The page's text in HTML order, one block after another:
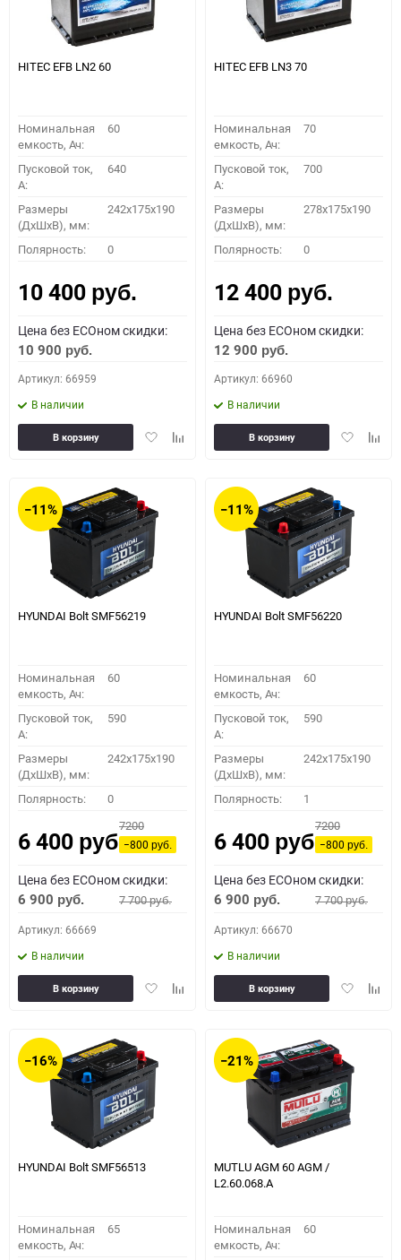
HITEC EFB LN2 60
Номинальная
емкость, Ач:
60
Пусковой ток,
A:
640
Размеры
(ДхШхВ), мм:
242x175x190
Полярность: 0
10 400 руб.
Цена без ECOном скидки:
10 900 руб.
Артикул: 66959
В наличии
ДобавитьДобавить
В корзину
HITEC EFB LN3 70
Номинальная
емкость, Ач:
70
Пусковой ток,
A:
700
Размеры
(ДхШхВ), мм:
278x175x190
Полярность: 0
12 400 руб.
Цена без ECOном скидки:
12 900 руб.
Артикул: 66960
В наличии
Добавить
В корзину
−11%
HYUNDAI Bolt SMF56219
Номинальная
емкость, Ач:
60
Пусковой ток,
A:
590
Размеры
(ДхШхВ), мм:
242x175x190
Полярность: 0
6 400 руб.
7200
−800руб.
Цена без ECOном скидки:
6 900 руб. 7 700руб.
Артикул: 66669
В наличии
ДобавитьДобавить
В корзину
−11%
HYUNDAI Bolt SMF56220
Номинальная
емкость, Ач:
60
Пусковой ток,
A:
590
Размеры
(ДхШхВ), мм:
242x175x190
Полярность: 1
6 400 руб.
7200
−800руб.
Цена без ECOном скидки:
6 900 руб. 7 700руб.
Артикул: 66670
В наличии
Добавить
В корзину
−16%
HYUNDAI Bolt SMF56513
Номинальная
емкость, Ач:
65
−21%
MUTLU AGM 60 AGM /
L2.60.068.A
Номинальная
емкость, Ач:
60